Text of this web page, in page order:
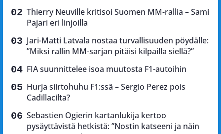
Thierry Neuville kritisoi Suomen MM-rallia – Sami
Pajari eri linjoilla
Jari-Matti Latvala nostaa turvallisuuden pöydälle:
”Miksi rallin MM-sarjan pitäisi kilpailla siellä?”
FIA suunnittelee isoa muutosta F1-autoihin
Hurja siirtohuhu F1:ssä – Sergio Perez pois
Cadillacilta?
Sebastien Ogierin kartanlukija kertoo
pysäyttävistä hetkistä: ”Nostin katseeni ja näin